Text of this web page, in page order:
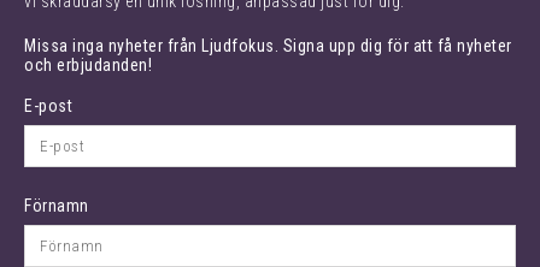
Missa inga nyheter från Ljudfokus. Signa upp dig för att få nyheter
och erbjudanden!
E-post
Förnamn